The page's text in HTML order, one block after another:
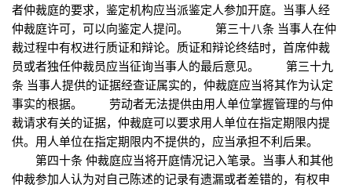
者仲裁庭的要求，鉴定机构应当派鉴定人参加开庭。当事人经
仲裁庭许可，可以向鉴定人提问。 第三十八条 当事人在仲
裁过程中有权进行质证和辩论。质证和辩论终结时，首席仲裁
员或者独任仲裁员应当征询当事人的最后意见。 第三十九
条 当事人提供的证据经查证属实的，仲裁庭应当将其作为认定
事实的根据。 劳动者无法提供由用人单位掌握管理的与仲
裁请求有关的证据，仲裁庭可以要求用人单位在指定期限内提
供。用人单位在指定期限内不提供的，应当承担不利后果。
第四十条 仲裁庭应当将开庭情况记入笔录。当事人和其他
仲裁参加人认为对自己陈述的记录有遗漏或者差错的，有权申